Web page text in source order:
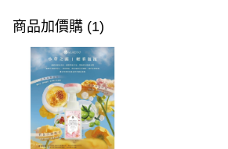
信用卡一次付款
LINE Pay
Apple Pay
街口支付
悠遊付
商品加價購 (1)